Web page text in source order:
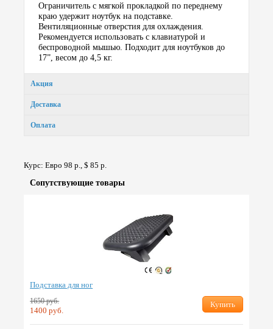
Ограничитель с мягкой прокладкой по переднему
краю удержит ноутбук на подставке.
Вентиляционные отверстия для охлаждения.
Рекомендуется использовать с клавиатурой и
беспроводной мышью. Подходит для ноутбуков до
17”, весом до 4,5 кг.
Акция
Доставка
Оплата
Курс: Евро 98 р., $ 85 р.
Сопут­ствую­щие товары
Подставка для ног
1650 руб.
1400 руб.
Купить